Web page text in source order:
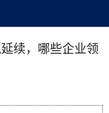
续，哪些企业领